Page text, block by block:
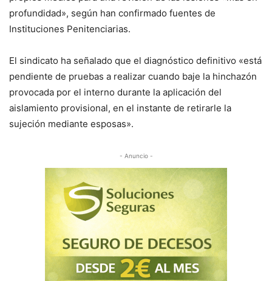
profundidad», según han confirmado fuentes de
Instituciones Penitenciarias.
El sindicato ha señalado que el diagnóstico definitivo «está
pendiente de pruebas a realizar cuando baje la hinchazón
provocada por el interno durante la aplicación del
aislamiento provisional, en el instante de retirarle la
sujeción mediante esposas».
- Anuncio -